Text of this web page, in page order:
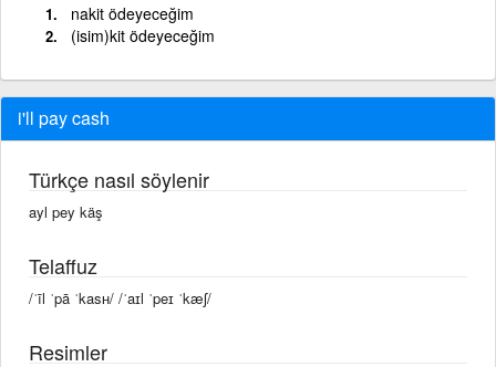
nakit ödeyeceğim
(isim)kit ödeyeceğim
i'll pay cash
Türkçe nasıl söylenir
ayl pey käş
Telaffuz
/ˈīl ˈpā ˈkasʜ/ /ˈaɪl ˈpeɪ ˈkæʃ/
Resimler